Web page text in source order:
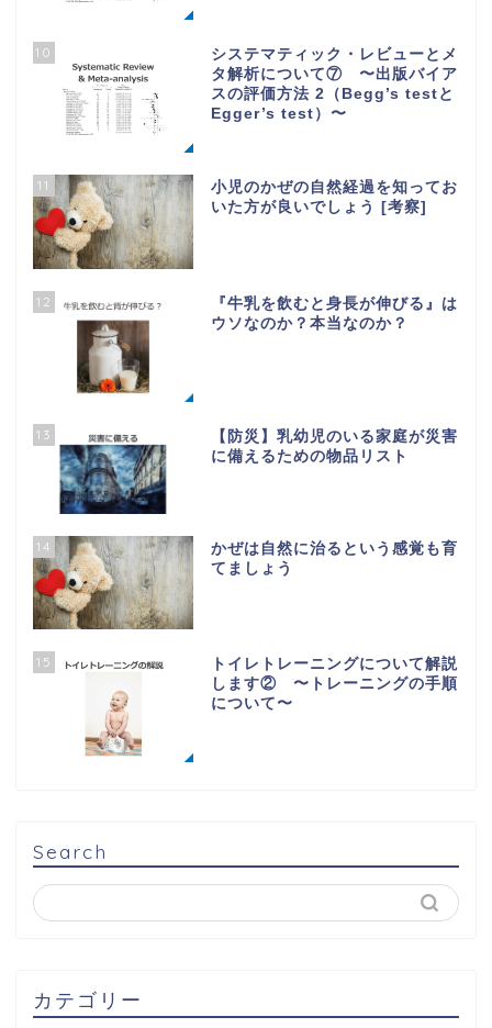
10
システマティック・レビューとメ
タ解析について⑦ 〜出版バイア
スの評価方法 2（Begg’s testと
Egger’s test）〜
11
小児のかぜの自然経過を知ってお
いた方が良いでしょう [考察]
12
『牛乳を飲むと身長が伸びる』は
ウソなのか？本当なのか？
13
【防災】乳幼児のいる家庭が災害
に備えるための物品リスト
14
かぜは自然に治るという感覚も育
てましょう
15
トイレトレーニングについて解説
します② 〜トレーニングの手順
について〜
Search
カテゴリー